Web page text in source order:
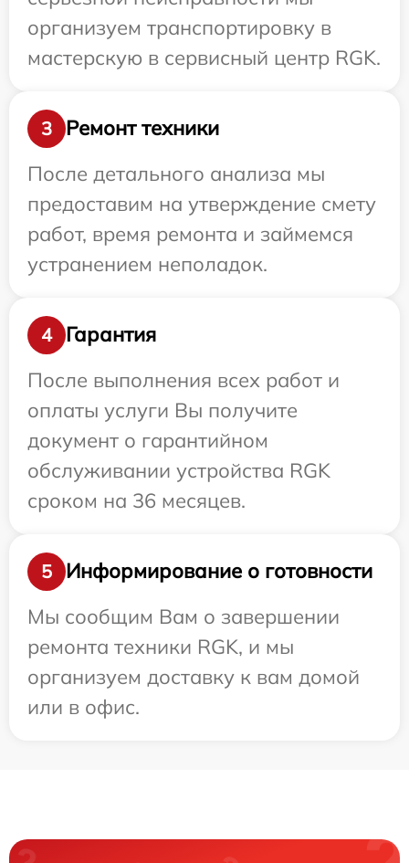
организуем транспортировку в
мастерскую в сервисный центр RGK.
3
Ремонт техники
После детального анализа мы
предоставим на утверждение смету
работ, время ремонта и займемся
устранением неполадок.
4
Гарантия
После выполнения всех работ и
оплаты услуги Вы получите
документ о гарантийном
обслуживании устройства RGK
сроком на 36 месяцев.
5
Информирование о готовности
Мы сообщим Вам о завершении
ремонта техники RGK, и мы
организуем доставку к вам домой
или в офис.